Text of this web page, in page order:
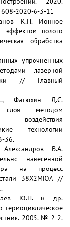
2020-6-3-11
К.Н. Ионное
эффектом полого
обработка
упрочненных
лазерной
// Главный
Фатюхин Д.С.
слоя методом
воздействия
технологии
36.
В.А.
нанесенной
на процесс
стали 38Х2МЮА //
Ю.П. и др.
2005. № 2-2.